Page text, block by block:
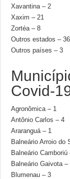
Xavantina – 2
Xaxim – 21
Zortéa – 8
Outros estados – 36
Outros países – 3
Covid-
Agronômica – 1
Antônio Carlos – 4
Araranguá – 1
Balneário Arroio do
Balneário Camboriú
Balneário Gaivota –
Blumenau – 3